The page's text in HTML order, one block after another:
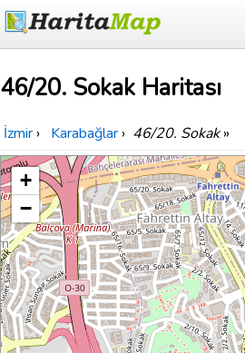
46/20. Sokak Haritası
İzmir › Karabağlar › 46/20. Sokak»
+
−